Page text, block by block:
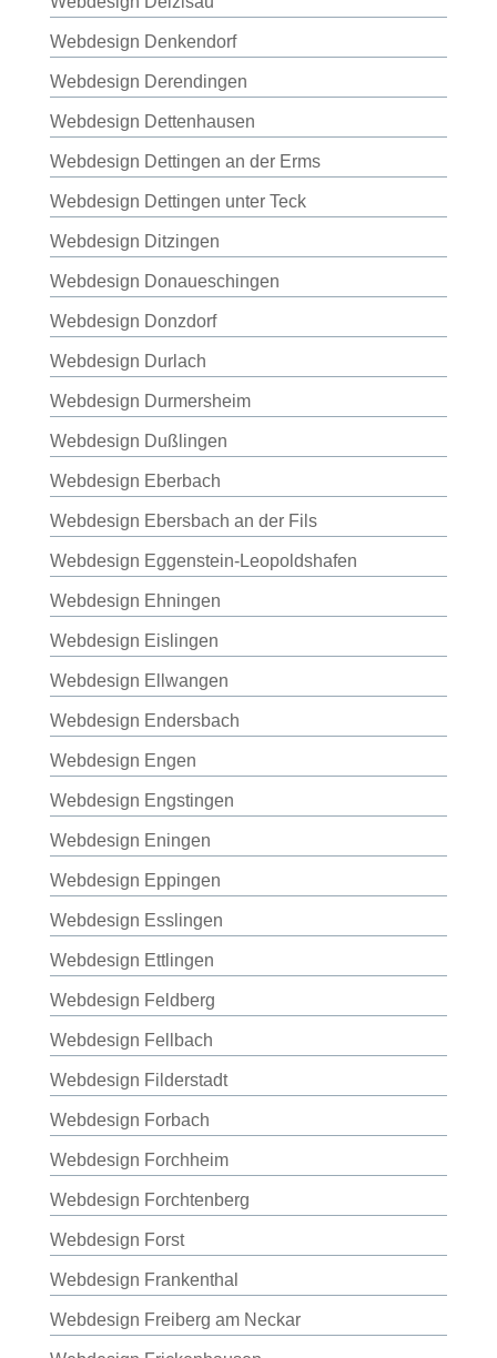
Webdesign Denkendorf
Webdesign Derendingen
Webdesign Dettenhausen
Webdesign Dettingen an der Erms
Webdesign Dettingen unter Teck
Webdesign Ditzingen
Webdesign Donaueschingen
Webdesign Donzdorf
Webdesign Durlach
Webdesign Durmersheim
Webdesign Dußlingen
Webdesign Eberbach
Webdesign Ebersbach an der Fils
Webdesign Eggenstein-Leopoldshafen
Webdesign Ehningen
Webdesign Eislingen
Webdesign Ellwangen
Webdesign Endersbach
Webdesign Engen
Webdesign Engstingen
Webdesign Eningen
Webdesign Eppingen
Webdesign Esslingen
Webdesign Ettlingen
Webdesign Feldberg
Webdesign Fellbach
Webdesign Filderstadt
Webdesign Forbach
Webdesign Forchheim
Webdesign Forchtenberg
Webdesign Forst
Webdesign Frankenthal
Webdesign Freiberg am Neckar